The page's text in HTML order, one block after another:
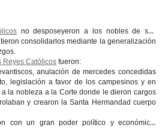
no desposeyeron a los nobles de sus
consolidarlos mediante la generalización
Reyes Católicos fueron:
anulación de mercedes concedidas
legislación a favor de los campesinos y en
la nobleza a la Corte donde le dieron cargos
y crearon la Santa Hermandad cuerpo
con un gran poder político y económico,